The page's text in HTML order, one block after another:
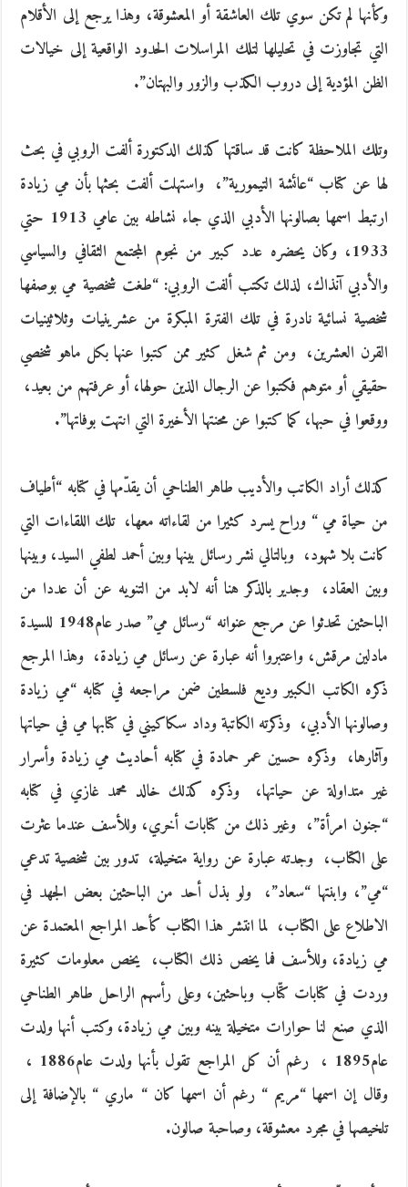
‬وكأنها لم تكن سوي تلك العاشقة أو المعشوقة، وهذا‮ ‬يرجع إلى الأقلام
التي تجاوزت في تحليلها لتلك المراسلات الحدود الواقعية إلى خيالات
الظن المؤدية إلى دروب الكذب والزور والبهتان‮”.‬
وتلك الملاحظة كانت قد ساقتها كذلك الدكتورة ألفت الروبي في بحث
لها عن كتاب‮ “‬عائشة التيمورية‮”‬، ‮ ‬واستهلت ألفت بحثها بأن مي زيادة
‬1933، وكان‮ ‬يحضره عدد كبير من نجوم المجتمع الثقافي والسياسي
والأدبي آنذاك، لذلك تكتب ألفت الروبي‮: “‬طغت شخصية مي بوصفها
شخصية نسائية نادرة في تلك الفترة المبكرة من عشرينيات وثلاثينيات
‬ووقعوا في حبها، كما كتبوا عن محنتها الأخيرة التي انتهت بوفاتها‮”.‬
كذلك أراد الكاتب والأديب طاهر الطناحي أن‮ ‬يقدّمها في كتابه‮ “أ‬طياف
من حياة مي‮ “ ‬وراح‮ ‬يسرد كثيرا من لقاءاته معها، ‮ ‬تلك اللقاءات التي
كانت بلا شهود، ‮ ‬وبالتالي نشر رسائل بينها وبين أحمد لطفي السيد، وبينها
وبين العقاد، ‮ ‬وجدير بالذكر‮ ‬هنا أنه لابد من التنويه عن أن عددا من
الباحثين تحدثوا عن مرجع عنوانه‮ “‬رسائل مي‮” ‬صدر عام‮ ‬1948للسيدة
مادلين مرقش، واعتبروا أنه عبارة عن رسائل مي زيادة، ‮ ‬وهذا المرجع
ذكره الكاتب الكبير وديع فلسطين ضمن مراجعه في كتابه‮ “‬مي زيادة
وصالونها الأدبي، ‮ ‬وذكرته الكاتبة وداد سكاكيني في كتابها مي في حياتها
وآثارها، ‮ ‬وذكره حسين عمر حمادة في كتابه أحاديث مي زيادة وأسرار‮
“‬جنون امرأة‮”‬، ‮ ‬وغير ذلك من كتابات أخري، وللأسف عندما عثرت
“‬مي‮”‬، وابنتها‮ “‬سعاد‮”‬، ‮ ‬ولو بذل أحد من الباحثين بعض الجهد في
الاطلاع على الكتاب، ‮ ‬لما انتشر هذا الكتاب كأحد المراجع المعتمدة عن
مي زيادة، وللأسف فما‮ ‬يخص ذلك الكتاب، ‮ ‬يخص معلومات كثيرة
وردت في كتابات كتّاب وباحثين، وعلى رأسهم الراحل طاهر الطناحي
الذي صنع لنا حوارات متخيلة بينه وبين مي زيادة، وكتب أنها ولدت
‬وقال إن اسمها‮ “‬مريم‮ “ ‬رغم أن اسمها كان‮ “ ‬ماري‮ “ ‬بالإضافة إلى
تلخيصها في مجرد معشوقة، وصاحبة صالون‮.‬